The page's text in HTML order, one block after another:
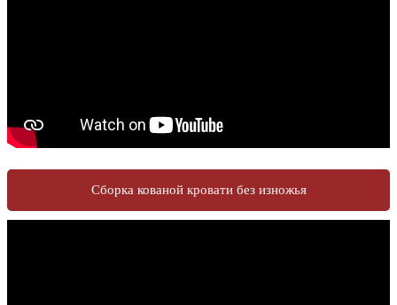
Сборка кованой кровати без изножья